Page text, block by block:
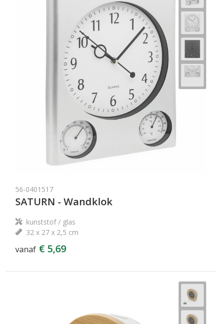
56-0401517
SATURN - Wandklok
kunststof / glas
32 x 27 x 2,5 cm
vanaf € 5,69